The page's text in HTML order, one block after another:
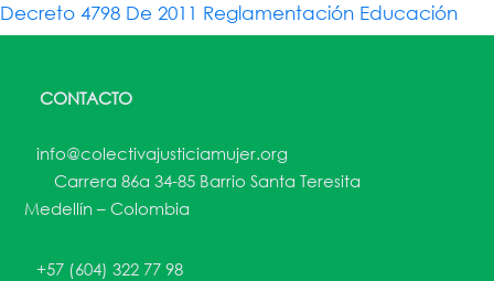
Decreto 4798 De 2011 Reglamentación Educación
CONTACTO
info@colectivajusticiamujer.org
Carrera 86a 34-85 Barrio Santa Teresita
Medellín – Colombia
+57 (604) 322 77 98